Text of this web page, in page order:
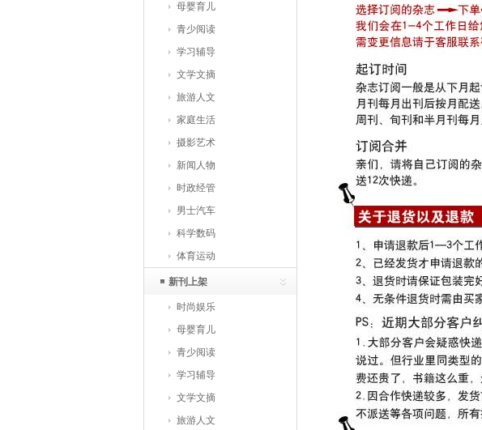
母婴育儿
青少阅读
学习辅导
文学文摘
旅游人文
家庭生活
摄影艺术
新闻人物
时政经管
男士汽车
科学数码
体育运动
新刊上架
时尚娱乐
母婴育儿
青少阅读
学习辅导
文学文摘
旅游人文